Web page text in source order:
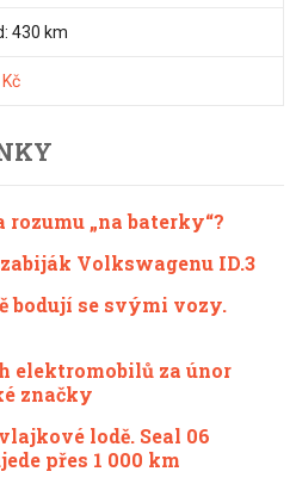
430 km
rozumu „na baterky“?
Volkswagenu ID.3
bodují se svými vozy.
elektromobilů za únor
značky
lodě. Seal 06
přes 1 000 km